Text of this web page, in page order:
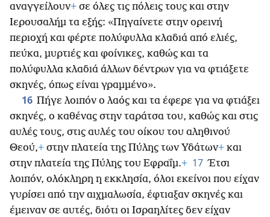
αναγγείλουν+ σε όλες τις πόλεις τους και στην
Ιερουσαλήμ τα εξής: «Πηγαίνετε στην ορεινή
περιοχή και φέρτε πολύφυλλα κλαδιά από ελιές,
πεύκα, μυρτιές και φοίνικες, καθώς και τα
πολύφυλλα κλαδιά άλλων δέντρων για να φτιάξετε
σκηνές, όπως είναι γραμμένο».
16 Πήγε λοιπόν ο λαός και τα έφερε για να φτιάξει
σκηνές, ο καθένας στην ταράτσα του, καθώς και στις
αυλές τους, στις αυλές του οίκου του αληθινού
Θεού,+ στην πλατεία της Πύλης των Υδάτων+ και
στην πλατεία της Πύλης του Εφραΐμ.+ 17 Έτσι
λοιπόν, ολόκληρη η εκκλησία, όλοι εκείνοι που είχαν
γυρίσει από την αιχμαλωσία, έφτιαξαν σκηνές και
έμειναν σε αυτές, διότι οι Ισραηλίτες δεν είχαν